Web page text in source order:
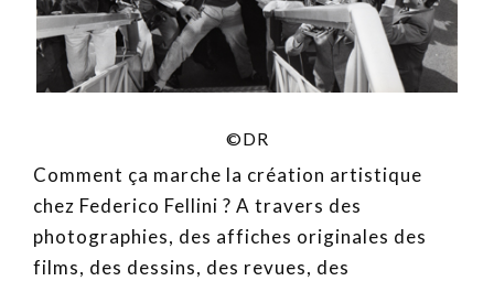
©DR
Comment ça marche la création artistique
chez Federico Fellini ? A travers des
photographies, des affiches originales des
films, des dessins, des revues, des